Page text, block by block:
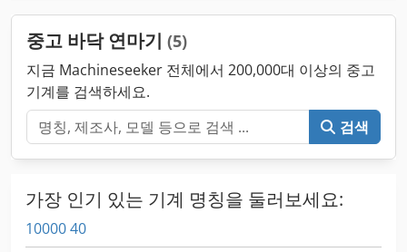
중고 바닥 연마기 (5)
지금 Machineseeker 전체에서 200,000대 이상의 중고
기계를 검색하세요.
검색
가장 인기 있는 기계 명칭을 둘러보세요:
10000 40